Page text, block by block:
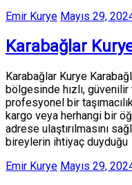
Emir Kurye Mayıs 29,
Karabağlar
Karabağlar Kurye
bölgesinde hızlı,
profesyonel bir
kargo veya herhangi bir
adrese ulaştırılmasını
bireylerin ihtiyaç duyduğu
Emir Kurye Mayıs 29,